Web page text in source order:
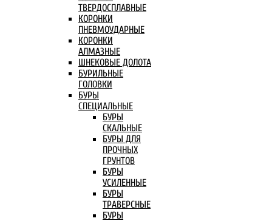
ТВЕРДОСПЛАВНЫЕ
КОРОНКИ
ПНЕВМОУДАРНЫЕ
КОРОНКИ
АЛМАЗНЫЕ
ШНЕКОВЫЕ ДОЛОТА
БУРИЛЬНЫЕ
ГОЛОВКИ
БУРЫ
СПЕЦИАЛЬНЫЕ
БУРЫ
СКАЛЬНЫЕ
БУРЫ ДЛЯ
ПРОЧНЫХ
ГРУНТОВ
БУРЫ
УСИЛЕННЫЕ
БУРЫ
ТРАВЕРСНЫЕ
БУРЫ